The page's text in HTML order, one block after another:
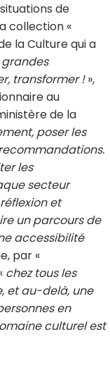
de
collection «
la Culture qui a
transformer !»,
au
de la
poser les
les
secteur
et
un parcours de
accessibilité
par «
chez tous les
et au-delà, une
en
culturel est